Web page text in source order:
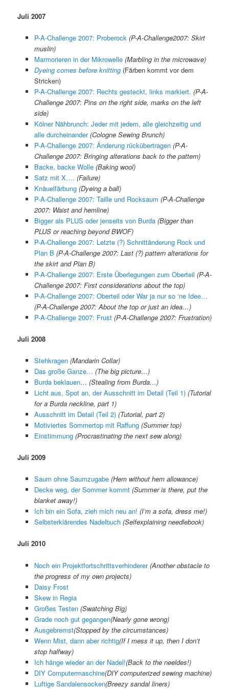
Juli 2007
P-A-Challenge 2007: Proberock (P-A-Challenge2007: Skirt
muslin)
Marmorieren in der Mikrowelle (Marbling in the microwave)
Dyeing comes before knitting(Färben kommt vor dem
Stricken)
P-A-Challenge 2007: Rechts gesteckt, links markiert. (P-A-
Challenge 2007: Pins on the right side, marks on the left
side)
Kölner Nähbrunch: Jeder mit jedem, alle gleichzeitig und
alle durcheinander (Cologne Sewing Brunch)
P-A-Challenge 2007: Änderung rückübertragen (P-A-
Challenge 2007: Bringing alterations back to the pattern)
Backe, backe Wolle (Baking wool)
Satz mit X…. (Failure)
Knäuelfärbung (Dyeing a ball)
P-A-Challenge 2007: Taille und Rocksaum (P-A-Challenge
2007: Waist and hemline)
Bigger als PLUS oder jenseits von Burda (Bigger than
PLUS or reaching beyond BWOF)
P-A-Challenge 2007: Letzte (?) Schnittänderung Rock und
Plan B (P-A-Challenge 2007: Last (?) pattern alterations for
the skirt and Plan B)
P-A-Challenge 2007: Erste Überlegungen zum Oberteil (P-A-
Challenge 2007: First considerations about the top)
P-A-Challenge 2007: Oberteil oder War ja nur so ‘ne Idee…
(P-A-Challenge 2007: About the top or just an idea…)
P-A-Challenge 2007: Frust (P-A-Challenge 2007: Frustration)
Juli 2008
Stehkragen (Mandarin Collar)
Das große Ganze… (The big picture…)
Burda beklauen… (Stealing from Burda…)
Licht aus, Spot an, der Ausschnitt im Detail (Teil 1) (Tutorial
for a Burda neckline, part 1)
Ausschnitt im Detail (Teil 2) (Tutorial, part 2)
Motiviertes Sommertop mit Raffung (Summer top)
Einstimmung (Procrastinating the next sew along)
Juli 2009
Saum ohne Saumzugabe (Hem without hem allowance)
Decke weg, der Sommer kommt (Summer is there, put the
blanket away!)
Ich bin ein Sofa, zieh mich neu an! (I’m a sofa, dress me!)
Selbsterklärendes Nadelbuch (Selfexplaining needlebook)
Juli 2010
Noch ein Projektfortschrittsverhinderer(Another obstacle to
the progress of my own projects)
Daisy Frost
Skew in Regia
Großes Testen(Swatching Big)
Grade noch gut gegangen(Nearly gone wrong)
Ausgebremst(Stopped by the circumstances)
Wenn Mist, dann aber richtig(If I mess it up, then I don’t
stop halfway)
Ich hänge wieder an der Nadel!(Back to the neeldes!)
DIY Computermaschine(DIY computerized sewing machine)
Luftige Sandalensocken(Breezy sandal liners)